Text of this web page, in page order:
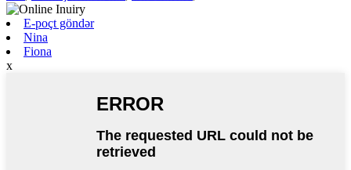
E-poçt göndər
Nina
Fiona
x